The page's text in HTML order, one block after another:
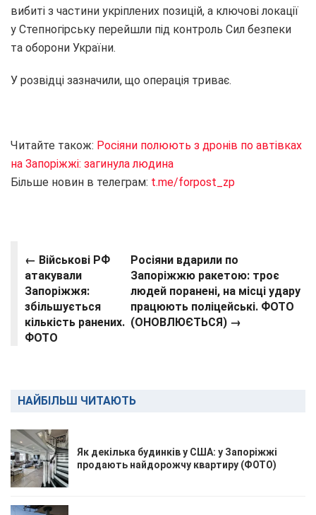
вибиті з частини укріплених позицій, а ключові локації
у Степногірську перейшли під контроль Сил безпеки
та оборони України.
У розвідці зазначили, що операція триває.
Читайте також: Росіяни полюють з дронів по автівках
на Запоріжжі: загинула людина
Більше новин в телеграм: t.me/forpost_zp
← Військові РФ
атакували
Запоріжжя:
збільшується
кількість ранених.
ФОТО
Росіяни вдарили по
Запоріжжю ракетою: троє
людей поранені, на місці удару
працюють поліцейські. ФОТО
(ОНОВЛЮЄТЬСЯ) →
НАЙБІЛЬШ ЧИТАЮТЬ
Як декілька будинків у США: у Запоріжжі
продають найдорожчу квартиру (ФОТО)